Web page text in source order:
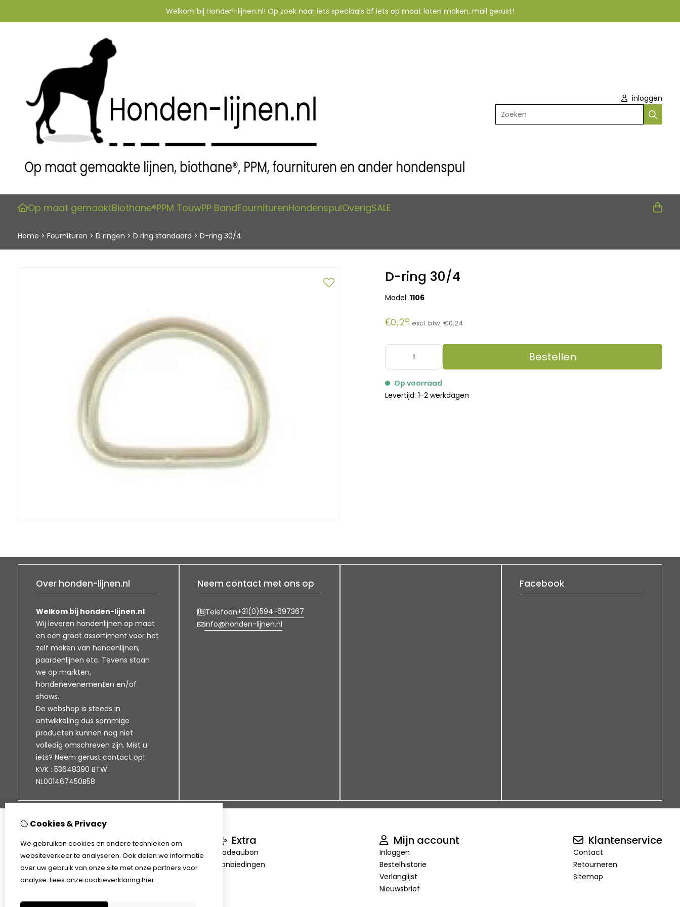
Welkom bij Honden-lijnen.nl! Op zoek naar iets speciaals of iets op maat laten maken, mail gerust!
inloggen
Zoeken
Op maat gemaaktBiothane®PPM TouwPP BandFourniturenHondenspulOverigSALE
Home > Fournituren > D ringen > D ring standaard > D-ring 30/4
D-ring 30/4
Model:1106
€0,29 excl. btw:€0,24
Bestellen
Op voorraad
Levertijd: 1-2 werkdagen
Over honden-lijnen.nl
Welkom bij honden-lijnen.nl
Wij leveren hondenlijnen op maat
en een groot assortiment voor het
zelf maken van hondenlijnen,
paardenlijnen etc. Tevens staan
we op markten,
hondenevenementen en/of
shows.
De webshop is steeds in
ontwikkeling dus sommige
producten kunnen nog niet
volledig omschreven zijn. Mist u
iets? Neem gerust contact op!
KVK : 53648390 BTW:
NL001467450B58
Neem contact met ons op
Telefoon+31(0)594-697367
info@honden-lijnen.nl
Facebook
Informatie
Klantenservice
Bezorgen en afhalen
Disclaimer
Extra
Cadeaubon
Aanbiedingen
Mijn account
Inloggen
Bestelhistorie
Verlanglijst
Nieuwsbrief
Klantenservice
Contact
Retourneren
Sitemap
Cookies & Privacy
We gebruiken cookies en andere technieken om
websiteverkeer te analyseren. Ook delen we informatie
over uw gebruik van onze site met onze partners voor
analyse. Lees onze cookieverklaring hier